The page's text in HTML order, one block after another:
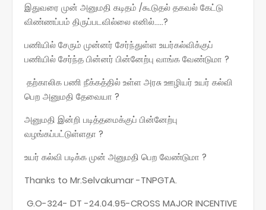
இதுவரை முன் அனுமதி கடிதம் /கூடுதல் தகவல் கேட்டு
விண்ணப்பம் திருப்படவில்லை எனில்.....?
பணியில் சேரும் முன்னர் சேர்ந்துள்ள உயர்கல்விக்குப்
பணியில் சேர்ந்த பின்னர் பின்னேற்பு வாங்க வேண்டுமா ?
தற்காலிக பணி நீக்கத்தில் உள்ள அரசு ஊழியர் உயர் கல்வி
பெற அனுமதி தேவையா ?
அனுமதி இன்றி படித்தமைக்குப் பின்னேற்பு
வழங்கப்பட்டுள்ளதா ?
உயர் கல்வி படிக்க முன் அனுமதி பெற வேண்டுமா ?
Thanks to Mr.Selvakumar -TNPGTA.
G.O-324- DT -24.04.95-CROSS MAJOR INCENTIVE